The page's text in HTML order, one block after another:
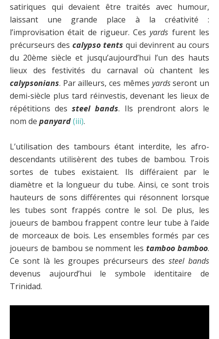
satiriques qui devaient être traités avec humour,
laissant une grande place à la créativité :
l’improvisation était de rigueur. Cesyards furent les
précurseurs des calypso tents qui devinrent au cours
du 20ème siècle et jusqu’aujourd’hui l’un des hauts
lieux des festivités du carnaval où chantent les
calypsonians. Par ailleurs, ces mêmes yardsseront un
demi-siècle plus tard réinvestis, devenant les lieux de
répétitions dessteel bands. Ils prendront alors le
nom de panyard(iii).
L’utilisation des tambours étant interdite, les afro-
descendants utilisèrent des tubes de bambou. Trois
sortes de tubes existaient. Ils différaient par le
diamètre et la longueur du tube. Ainsi, ce sont trois
hauteurs de sons différentes qui résonnent lorsque
les tubes sont frappés contre le sol. De plus, les
joueurs de bambou frappent contre leur tube à l’aide
de morceaux de bois. Les ensembles formés par ces
joueurs de bambou se nomment lestamboo bamboo.
Ce sont là les groupes précurseurs des steel bands
devenus aujourd’hui le symbole identitaire de
Trinidad.